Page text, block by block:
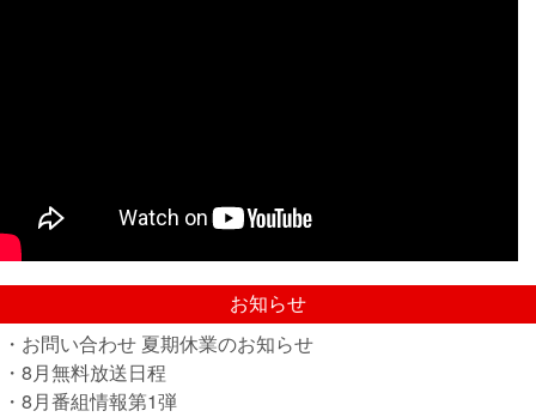
お知らせ
・お問い合わせ 夏期休業のお知らせ
・8月無料放送日程
・8月番組情報第1弾